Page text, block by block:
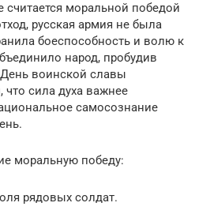
считается моральной победой
русская армия не была
боеспособность и волю к
народ, пробудив
воинской славы
сила духа важнее
самосознание
моральную победу:
рядовых солдат.